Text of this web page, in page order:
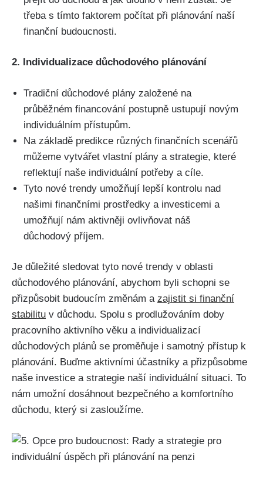
třeba s tímto faktorem počítat při plánování naší
finanční budoucnosti.
2. Individualizace důchodového plánování
Tradiční důchodové plány založené na
průběžném financování postupně ustupují novým
individuálním přístupům.
Na základě predikce různých finančních scenářů
můžeme vytvářet vlastní plány a strategie, které
reflektují naše individuální potřeby a cíle.
Tyto nové trendy umožňují lepší kontrolu nad
našimi finančními prostředky a investicemi a
umožňují nám aktivněji ovlivňovat náš
důchodový příjem.
Je důležité sledovat tyto nové trendy v oblasti
důchodového plánování, abychom byli schopni se
přizpůsobit budoucím změnám a zajistit si finanční
stabilitu v důchodu. Spolu s prodlužováním doby
pracovního aktivního věku a individualizací
důchodových plánů se proměňuje i samotný přístup k
plánování. Buďme aktivními účastníky a přizpůsobme
naše investice a strategie naší individuální situaci. To
nám umožní dosáhnout bezpečného a komfortního
důchodu, který si zasloužíme.